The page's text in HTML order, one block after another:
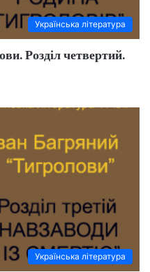
Українська література
Розділ четвертий.
Українська література